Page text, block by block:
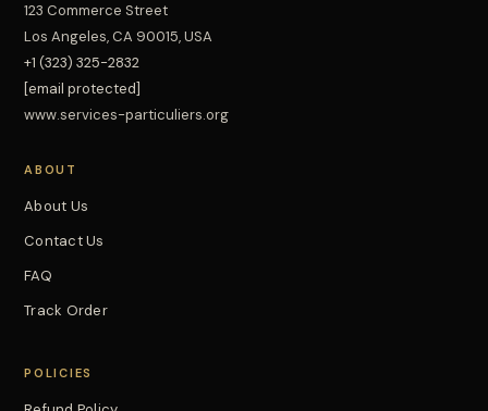
123 Commerce Street
Los Angeles, CA 90015, USA
+1 (323) 325-2832
[email protected]
www.services-particuliers.org
ABOUT
About Us
Contact Us
FAQ
Track Order
POLICIES